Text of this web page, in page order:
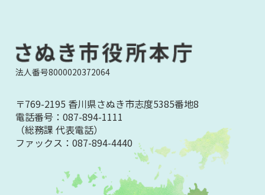
法人番号8000020372064
〒769-2195 香川県さぬき市志度5385番地8
電話番号：087-894-1111
（総務課 代表電話）
ファックス：087-894-4440